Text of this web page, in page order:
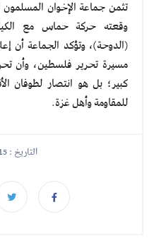
تثمن جماعة الإخوان المسلمون
وقعته حركة حماس مع
(الدوحة)، وتؤكد الجماعة أن
مسيرة تحرير فلسطين، وأن
كبير؛ بل هو انتصار لطوفان
للمقاومة وأهل غزة.
التاريخ : 15 يناير 2025